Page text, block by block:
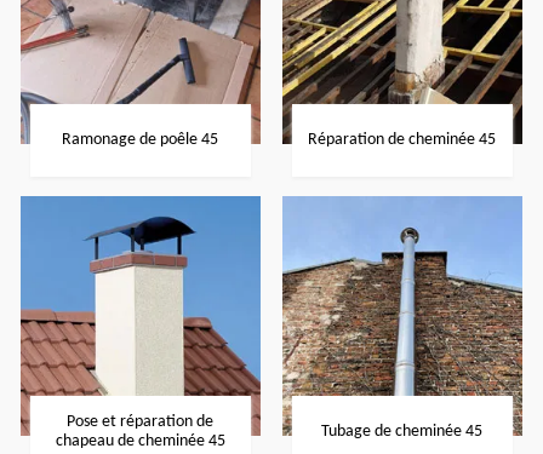
Ramonage de poêle 45 Réparation de cheminée 45
Pose et réparation de
chapeau de cheminée 45
Tubage de cheminée 45